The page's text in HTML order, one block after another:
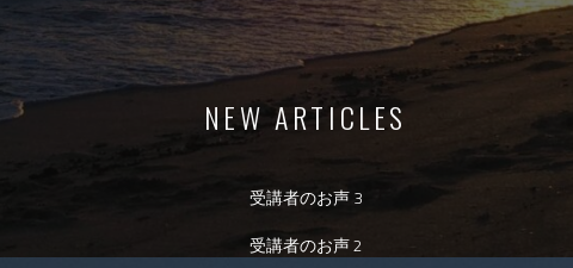
NEW ARTICLES
受講者のお声 3
受講者のお声 2